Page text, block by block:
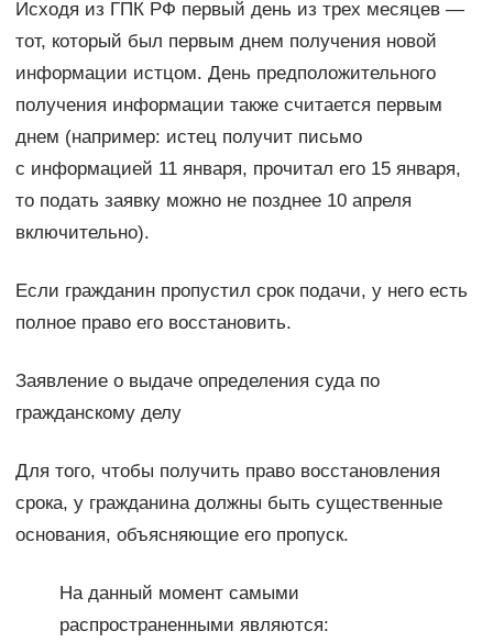
Исходя из ГПК РФ первый день из трех месяцев —
тот, который был первым днем получения новой
информации истцом. День предположительного
получения информации также считается первым
днем (например: истец получит письмо
с информацией 11 января, прочитал его 15 января,
то подать заявку можно не позднее 10 апреля
включительно).
Если гражданин пропустил срок подачи, у него есть
полное право его восстановить.
Заявление о выдаче определения суда по
гражданскому делу
Для того, чтобы получить право восстановления
срока, у гражданина должны быть существенные
основания, объясняющие его пропуск.
На данный момент самыми
распространенными являются: